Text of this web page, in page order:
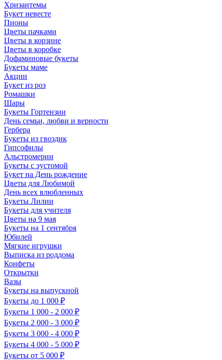
Хризантемы
Букет невесте
Пионы
Цветы пачками
Цветы в корзине
Цветы в коробке
Дофаминовые букеты
Букеты маме
Акции
Букет из роз
Ромашки
Шары
Букеты Гортензии
День семьи, любви и верности
Гербера
Букеты из гвоздик
Гипсофилы
Альстромерии
Букеты с эустомой
Букет на День рождение
Цветы для Любимой
День всех влюбленных
Букеты Лилии
Букеты для учителя
Цветы на 9 мая
Букеты на 1 сентября
Юбилей
Мягкие игрушки
Выписка из роддома
Конфеты
Открытки
Вазы
Букеты на выпускной
Букеты до 1 000 ₽
Букеты 1 000 - 2 000 ₽
Букеты 2 000 - 3 000 ₽
Букеты 3 000 - 4 000 ₽
Букеты 4 000 - 5 000 ₽
Букеты от 5 000 ₽